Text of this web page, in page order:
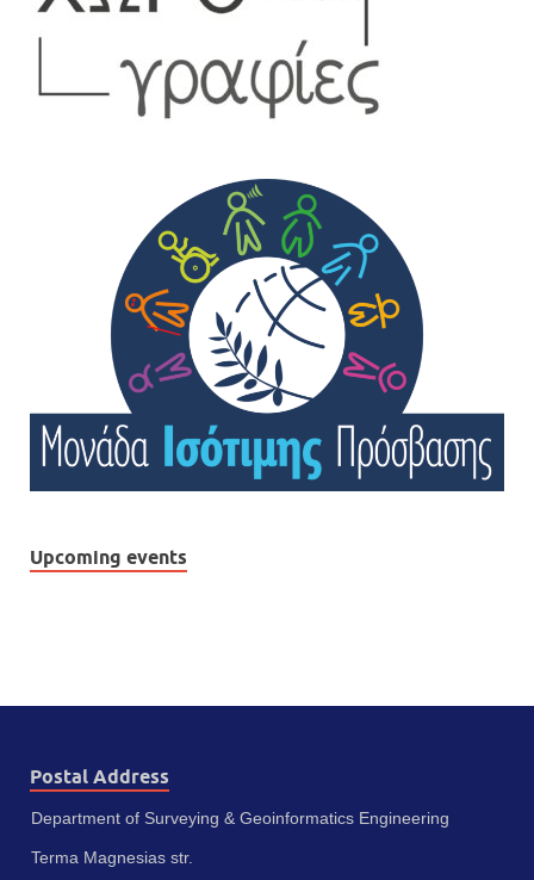
Upcoming events
Postal Address
Department of Surveying & Geoinformatics Engineering
Terma Magnesias str.